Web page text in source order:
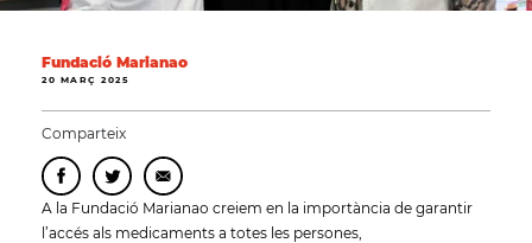
Fundació Marianao
20 MARÇ 2025
Comparteix
A la Fundació Marianao creiem en la importància de garantir
l’accés als medicaments a totes les persones,